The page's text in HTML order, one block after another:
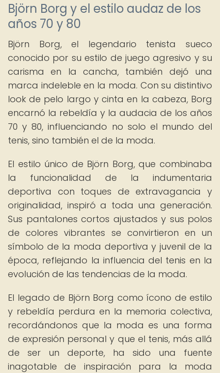
Björn Borg y el estilo audaz de los
años 70 y 80
Björn Borg, el legendario tenista sueco
conocido por su estilo de juego agresivo y su
carisma en la cancha, también dejó una
marca indeleble en la moda. Con su distintivo
look de pelo largo y cinta en la cabeza, Borg
encarnó la rebeldía y la audacia de los años
70 y 80, influenciando no solo el mundo del
tenis, sino también el de la moda.
El estilo único de Björn Borg, que combinaba
la funcionalidad de la indumentaria
deportiva con toques de extravagancia y
originalidad, inspiró a toda una generación.
Sus pantalones cortos ajustados y sus polos
de colores vibrantes se convirtieron en un
símbolo de la moda deportiva y juvenil de la
época, reflejando la influencia del tenis en la
evolución de las tendencias de la moda.
El legado de Björn Borg como ícono de estilo
y rebeldía perdura en la memoria colectiva,
recordándonos que la moda es una forma
de expresión personal y que el tenis, más allá
de ser un deporte, ha sido una fuente
inagotable de inspiración para la moda